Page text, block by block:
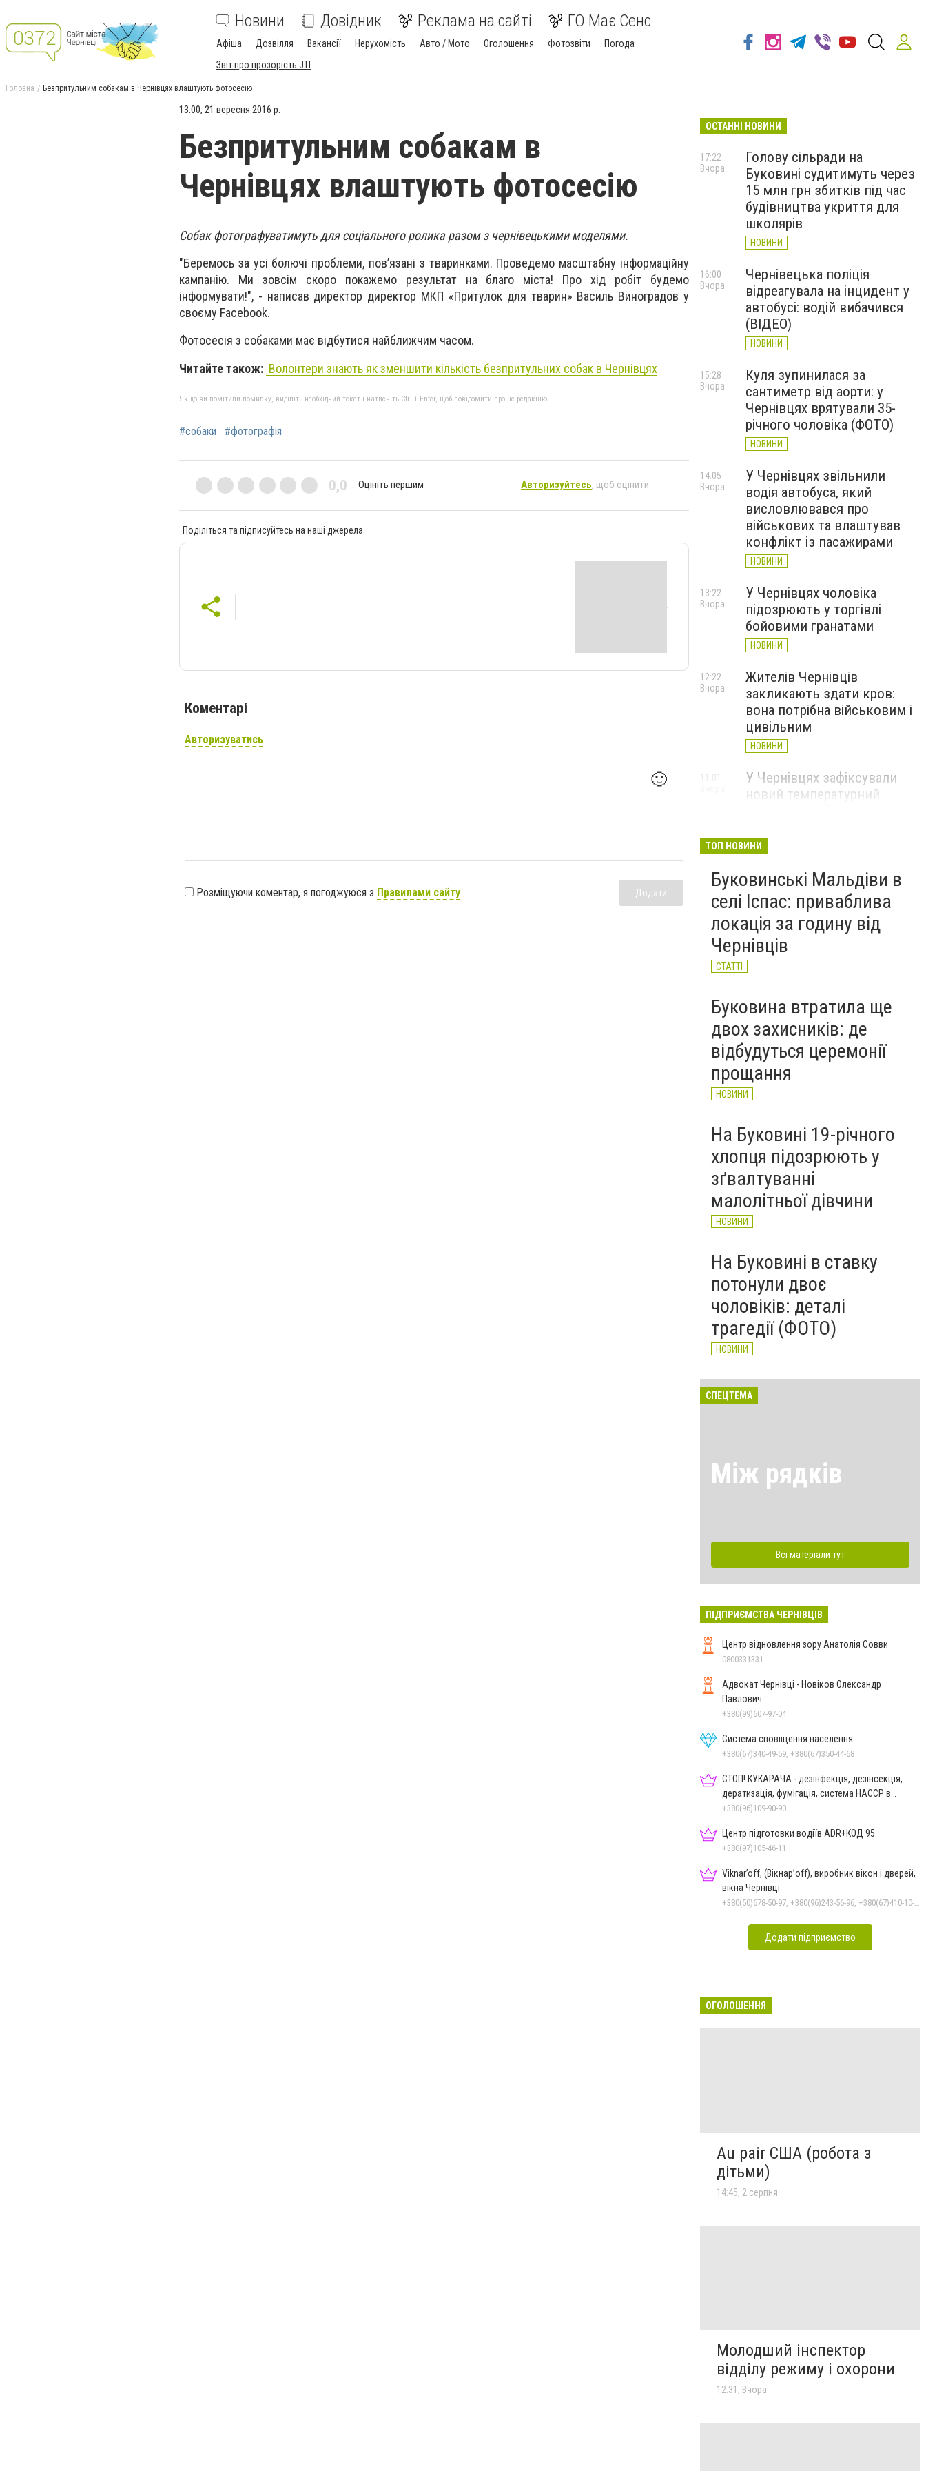
Новини Довідник Реклама на сайті ГО Має Сенс
Афіша Дозвілля Вакансії Нерухомість Авто / Мото Оголошення Фотозвіти
Погода
Звіт про прозорість JTI
Головна Безпритульним собакам в Чернівцях влаштують фотосесію
13:00, 21 вересня 2016 р.
Безпритульним собакам в
Чернівцях влаштують фотосесію
Собак фотографуватимуть для соціального ролика разом з чернівецькими моделями.
"Беремось за усі болючі проблеми, пов’язані з тваринками. Проведемо масштабну інформаційну
кампанію. Ми зовсім скоро покажемо результат на благо міста! Про хід робіт будемо
інформувати!", - написав директор директор МКП «Притулок для тварин» Василь Виноградов у
своєму Facebook.
Фотосесія з собаками має відбутися найближчим часом.
Читайте також: Волонтери знають як зменшити кількість безпритульних собак в Чернівцях
Якщо ви помітили помилку, виділіть необхідний текст і натисніть Ctrl + Enter, щоб повідомити про це редакцію
#собаки #фотографія
0,0 Оцініть першим Авторизуйтесь, щоб оцінити
Поділіться та підписуйтесь на наші джерела
Коментарі
Авторизуватись
🙂
Розміщуючи коментар, я погоджуюся з Правилами сайту Додати
ОСТАННІ НОВИНИ
Голову сільради на
Буковині судитимуть через
15 млн грн збитків під час
будівництва укриття для
школярів
НОВИНИ
17:22
Вчора
Чернівецька поліція
відреагувала на інцидент у
автобусі: водій вибачився
(ВІДЕО)
НОВИНИ
16:00
Вчора
Куля зупинилася за
сантиметр від аорти: у
Чернівцях врятували 35-
річного чоловіка (ФОТО)
НОВИНИ
15:28
Вчора
У Чернівцях звільнили
водія автобуса, який
висловлювався про
військових та влаштував
конфлікт із пасажирами
НОВИНИ
14:05
Вчора
У Чернівцях чоловіка
підозрюють у торгівлі
бойовими гранатами
НОВИНИ
13:22
Вчора
Жителів Чернівців
закликають здати кров:
вона потрібна військовим і
цивільним
НОВИНИ
12:22
Вчора
У Чернівцях зафіксували
новий температурний
11:01
області обмежили рух
великовагового транспорту
НОВИНИ
Вчора
ТОП НОВИНИ
Буковинські Мальдіви в
селі Іспас: приваблива
локація за годину від
Чернівців
СТАТТІ
Буковина втратила ще
двох захисників: де
відбудуться церемонії
прощання
НОВИНИ
На Буковині 19-річного
хлопця підозрюють у
зґвалтуванні
малолітньої дівчини
НОВИНИ
На Буковині в ставку
потонули двоє
чоловіків: деталі
трагедії (ФОТО)
НОВИНИ
СПЕЦТЕМА
Між рядків
Всі матеріали тут
ПІДПРИЄМСТВА ЧЕРНІВЦІВ
Центр відновлення зору Анатолія Совви
0800331331
Адвокат Чернівці - Новіков Олександр
Павлович
+380(99)607-97-04
Система сповіщення населення
+380(67)340-49-59, +380(67)350-44-68
СТОП! КУКАРАЧА - дезінфекція, дезінсекція,
дератизація, фумігація, система HACCP в
Чернівцях
+380(96)109-90-90
Центр підготовки водіїв ADR+КОД 95
+380(97)105-46-11
Viknar’off, (Вікнар’off), виробник вікон і дверей,
вікна Чернівці
Додати підприємство
ОГОЛОШЕННЯ
Au pair США (робота з
дітьми)
14:45, 2 серпня
Молодший інспектор
відділу режиму і охорони
12:31, Вчора